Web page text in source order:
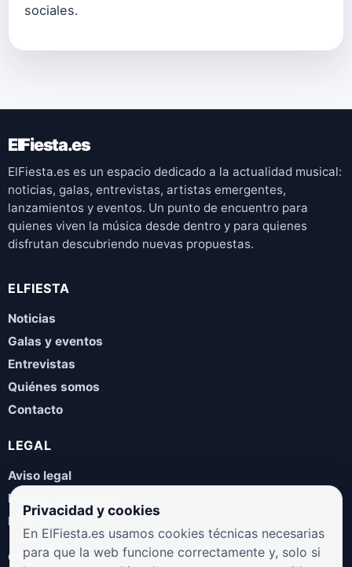
sociales.
ElFiesta.es
ElFiesta.es es un espacio dedicado a la actualidad musical:
noticias, galas, entrevistas, artistas emergentes,
lanzamientos y eventos. Un punto de encuentro para
quienes viven la música desde dentro y para quienes
disfrutan descubriendo nuevas propuestas.
ELFIESTA
Noticias
Galas y eventos
Entrevistas
Quiénes somos
Contacto
LEGAL
Aviso legal
Política de privacidad
Política de cookies
COLABORA
Privacidad y cookies
En ElFiesta.es usamos cookies técnicas necesarias
para que la web funcione correctamente y, solo si